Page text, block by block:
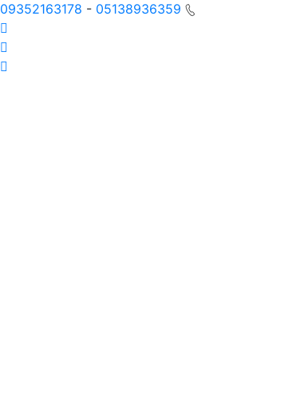
09352163178 - 05138936359